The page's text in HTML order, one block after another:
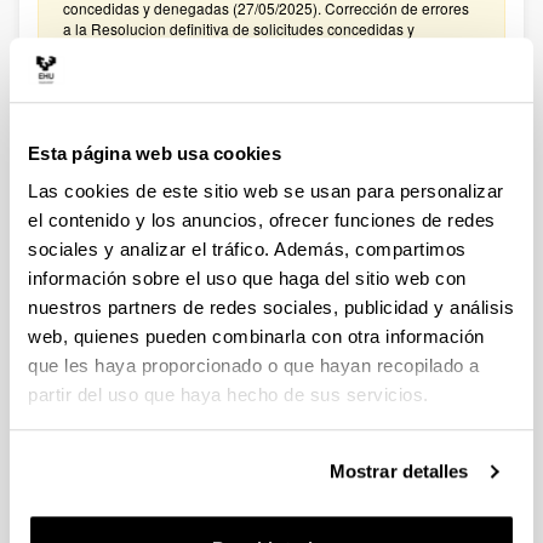
Esta página web usa cookies
Las cookies de este sitio web se usan para personalizar
el contenido y los anuncios, ofrecer funciones de redes
sociales y analizar el tráfico. Además, compartimos
información sobre el uso que haga del sitio web con
nuestros partners de redes sociales, publicidad y análisis
web, quienes pueden combinarla con otra información
que les haya proporcionado o que hayan recopilado a
partir del uso que haya hecho de sus servicios.
Mostrar detalles
concedidas y denegadas (27/05/2025). Corrección de errores
a la Resolucion definitiva de solicitudes concedidas y
CONVOCATORIA PROYECTOS DE COLABORACIÓN
Plazo de presentación cerrado: 15/01/2025 - 05/02/2025
El plazo para presentar solicitudes finaliza el 5 de febrero de
2025 a las 14:00. Hasta el 27 de enero de 2025: Para
manifestar el interés en participar en la convocatoria. Hasta el
31 de enero de 2025: Para la remisión a
convocatoriasestatales.dgi@ehu.es del ANEXO
PRESUPUESTO
CONVOCATORIA PROYECTOS DE COLABORACIÓN
PÚBLICO-PRIVADA 2023
Plazo de presentación cerrado: 30/01/2024 - 20/02/2024
2024 a las 14:00. Hasta el 12 de febrero de 2024: Para